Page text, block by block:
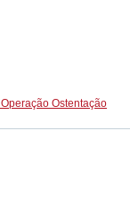
Ostentação